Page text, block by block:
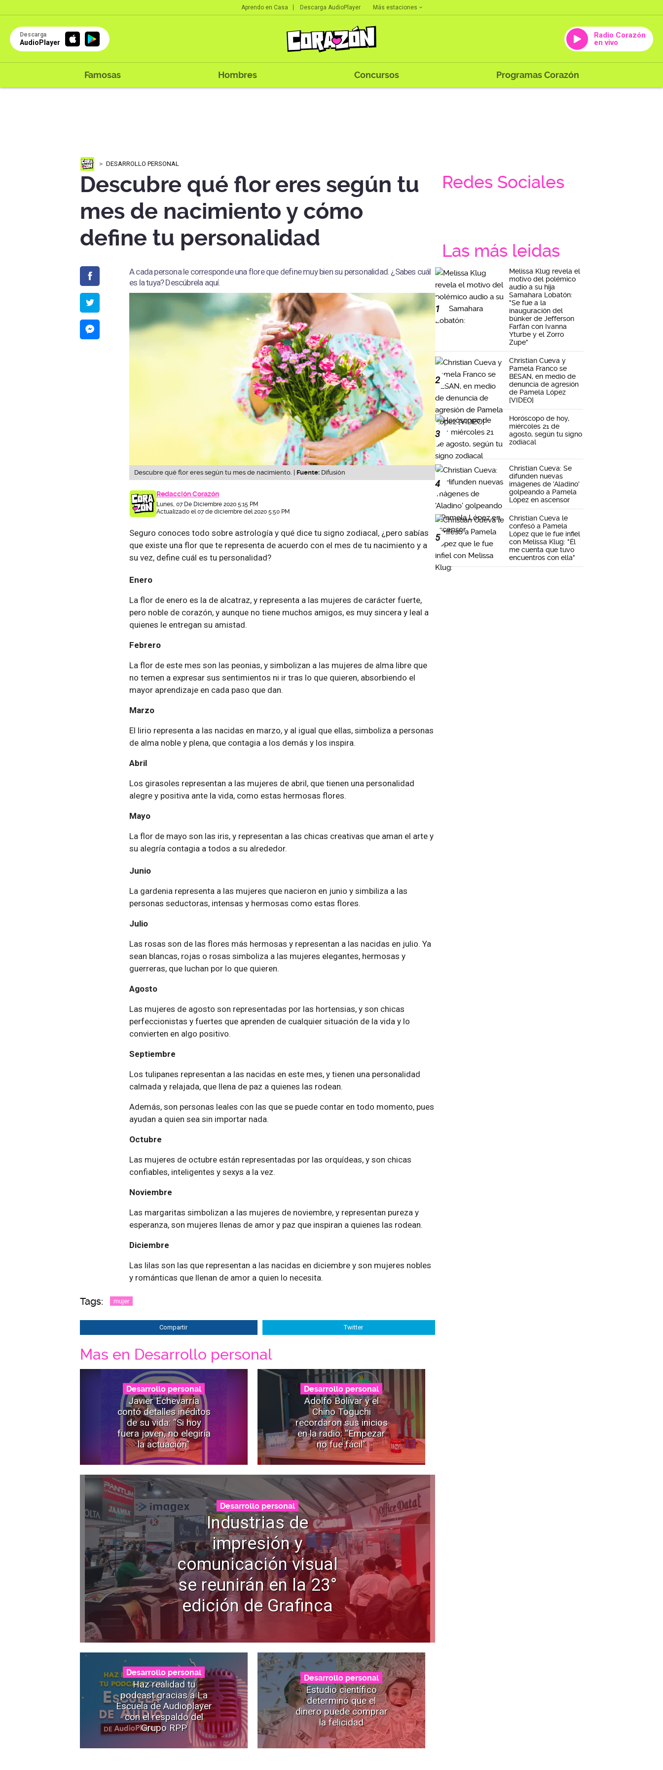
Aprendo en Casa Descarga AudioPlayer Más estaciones
Descarga
AudioPlayer
Radio Corazón
en vivo
Famosas Hombres Concursos Programas Corazón
DESARROLLO PERSONAL
Descubre qué flor eres según tu
mes de nacimiento y cómo
define tu personalidad
A cada persona le corresponde una flore que define muy bien su personalidad. ¿Sabes cuál
es la tuya? Descúbrela aquí.
Descubre qué flor eres según tu mes de nacimiento. | Fuente: Difusión
Redacción Corazón
Lunes, 07 De Diciembre 2020 5:15 PM
Actualizado el 07 de diciembre del 2020 5:50 PM
Seguro conoces todo sobre astrología y qué dice tu signo zodiacal, ¿pero sabías
que existe una flor que te representa de acuerdo con el mes de tu nacimiento y a
su vez, define cuál es tu personalidad?
Enero
La flor de enero es la de alcatraz, y representa a las mujeres de carácter fuerte,
pero noble de corazón, y aunque no tiene muchos amigos, es muy sincera y leal a
quienes le entregan su amistad.
Febrero
La flor de este mes son las peonias, y simbolizan a las mujeres de alma libre que
no temen a expresar sus sentimientos ni ir tras lo que quieren, absorbiendo el
mayor aprendizaje en cada paso que dan.
Marzo
El lirio representa a las nacidas en marzo, y al igual que ellas, simboliza a personas
de alma noble y plena, que contagia a los demás y los inspira.
Abril
Los girasoles representan a las mujeres de abril, que tienen una personalidad
alegre y positiva ante la vida, como estas hermosas flores.
Mayo
La flor de mayo son las iris, y representan a las chicas creativas que aman el arte y
su alegría contagia a todos a su alrededor.
Junio
La gardenia representa a las mujeres que nacieron en junio y simbiliza a las
personas seductoras, intensas y hermosas como estas flores.
Julio
Las rosas son de las flores más hermosas y representan a las nacidas en julio. Ya
sean blancas, rojas o rosas simboliza a las mujeres elegantes, hermosas y
guerreras, que luchan por lo que quieren.
Agosto
Las mujeres de agosto son representadas por las hortensias, y son chicas
perfeccionistas y fuertes que aprenden de cualquier situación de la vida y lo
convierten en algo positivo.
Septiembre
Los tulipanes representan a las nacidas en este mes, y tienen una personalidad
calmada y relajada, que llena de paz a quienes las rodean.
Además, son personas leales con las que se puede contar en todo momento, pues
ayudan a quien sea sin importar nada.
Octubre
Las mujeres de octubre están representadas por las orquídeas, y son chicas
confiables, inteligentes y sexys a la vez.
Noviembre
Las margaritas simbolizan a las mujeres de noviembre, y representan pureza y
esperanza, son mujeres llenas de amor y paz que inspiran a quienes las rodean.
Diciembre
Las lilas son las que representan a las nacidas en diciembre y son mujeres nobles
y románticas que llenan de amor a quien lo necesita.
Tags: mujer
Compartir Twitter
Mas en Desarrollo personal
Desarrollo personal
Javier Echevarría
contó detalles inéditos
de su vida: “Si hoy
fuera joven, no elegiría
la actuación”
Desarrollo personal
Adolfo Bolívar y el
Chino Toguchi
recordaron sus inicios
en la radio: “Empezar
no fue fácil”
Desarrollo personal
Industrias de
impresión y
comunicación visual
se reunirán en la 23°
edición de Grafinca
Desarrollo personal
Haz realidad tu
podcast gracias a La
Escuela de Audioplayer
con el respaldo del
Grupo RPP
Desarrollo personal
Estudio científico
determinó que el
dinero puede comprar
la felicidad
Redes Sociales
Las más leidas
1
Melissa Klug revela el
motivo del polémico
audio a su hija
Samahara Lobatón:
"Se fue a la
inauguración del
búnker de Jefferson
Farfán con Ivanna
Yturbe y el Zorro
Zupe"
2
Christian Cueva y
Pamela Franco se
BESAN, en medio de
denuncia de agresión
de Pamela López
[VIDEO]
3
Horóscopo de hoy,
miércoles 21 de
agosto, según tu signo
zodiacal
4
Christian Cueva: Se
difunden nuevas
imágenes de 'Aladino'
golpeando a Pamela
López en ascensor
5
Christian Cueva le
confesó a Pamela
López que le fue infiel
con Melissa Klug: "Él
me cuenta que tuvo
encuentros con ella"